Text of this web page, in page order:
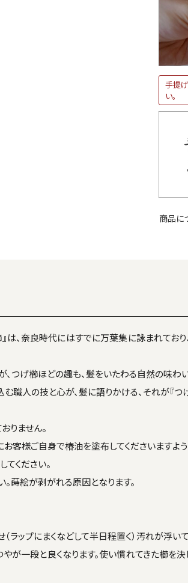
手提
い。
商品に
』は、奈良時代にはすでに万葉集に詠まれてお
つげ櫛ほどの趣も、髪をいたわる自然の味わ
職人の技と心が、髪に語りかける、それが『つげ
りません。
客様ご自身で椿油を塗布してくださいますよう
ください。
蒔絵が剥がれる原因となります。
ラップにまくなどして半日程置く）汚れが浮い
やが一段と良くなります。使い慣れてきた櫛を